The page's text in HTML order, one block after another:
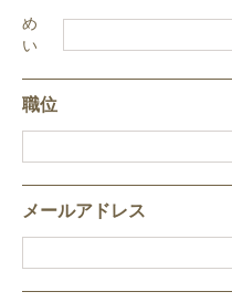
め
い
職位
メールアドレス